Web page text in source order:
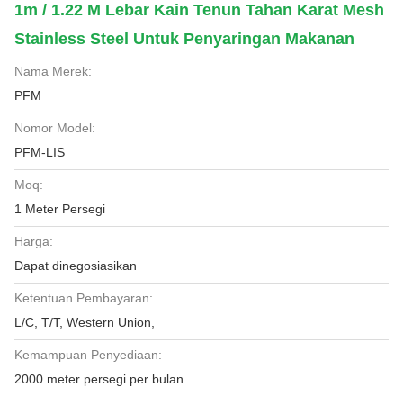
1m / 1.22 M Lebar Kain Tenun Tahan Karat Mesh
Stainless Steel Untuk Penyaringan Makanan
Nama Merek:
PFM
Nomor Model:
PFM-LIS
Moq:
1 Meter Persegi
Harga:
Dapat dinegosiasikan
Ketentuan Pembayaran:
L/C, T/T, Western Union,
Kemampuan Penyediaan:
2000 meter persegi per bulan